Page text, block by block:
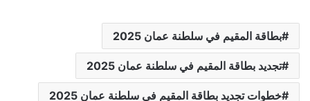
بطاقة المقيم في سلطنة عمان 2025
تجديد بطاقة المقيم في سلطنة عمان 2025
خطوات تجديد بطاقة المقيم في سلطنة عمان 2025